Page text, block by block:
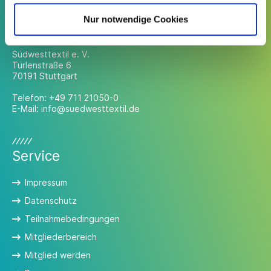
Nur notwendige Cookies
Südwesttextil e. V.
Türlenstraße 6
70191 Stuttgart
Telefon: +49 711 21050-0
E-Mail: info@suedwesttextil.de
Service
Impressum
Datenschutz
Teilnahmebedingungen
Mitgliederbereich
Mitglied werden